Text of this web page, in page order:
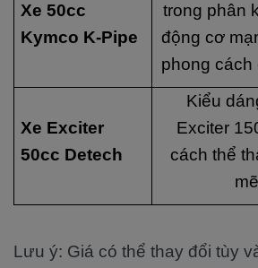
Xe 50cc
Kymco K-Pipe
trong phân
động cơ
phong cách
Xe Exciter
50cc Detech
Kiểu
Exciter
cách thể
Lưu ý: Giá có thể thay đổi tùy